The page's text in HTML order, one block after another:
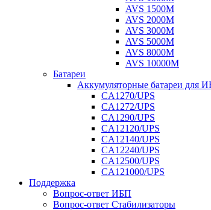
AVS 1500M
AVS 2000M
AVS 3000M
AVS 5000M
AVS 8000M
AVS 10000M
Батареи
Аккумуляторные батареи для
CA1270/UPS
CA1272/UPS
CA1290/UPS
CA12120/UPS
CA12140/UPS
CA12240/UPS
CA12500/UPS
CA121000/UPS
Поддержка
Вопрос-ответ ИБП
Вопрос-ответ Стабилизаторы